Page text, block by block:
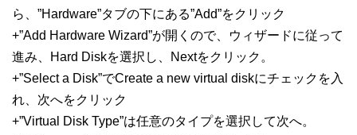
ら、”Hardware”タブの下にある”Add”をクリック
+”Add Hardware Wizard”が開くので、ウィザードに従って
進み、Hard Diskを選択し、Nextをクリック。
+”Select a Disk”でCreate a new virtual diskにチェックを入
れ、次へをクリック
+”Virtual Disk Type”は任意のタイプを選択して次へ。